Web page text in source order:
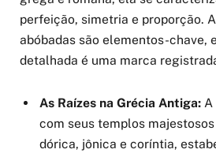
perfeição, simetria e proporção.
abóbadas são elementos-chave,
detalhada é uma marca
As Raízes na Grécia Antiga: A
com seus templos
dórica, jônica e coríntia,